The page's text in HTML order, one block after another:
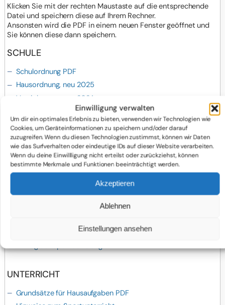
Einwilligung verwalten
Um dir ein optimales Erlebnis zu bieten, verwenden wir Technologien wie
Cookies, um Geräteinformationen zu speichern und/oder darauf
zuzugreifen. Wenn du diesen Technologien zustimmst, können wir Daten
wie das Surfverhalten oder eindeutige IDs auf dieser Website verarbeiten.
Wenn du deine Einwillligung nicht erteilst oder zurückziehst, können
bestimmte Merkmale und Funktionen beeinträchtigt werden.
Akzeptieren
Ablehnen
Einstellungen ansehen
Klicken Sie mit der rechten Maustaste auf die entsprechende
Datei und speichern diese auf Ihrem Rechner.
Ansonsten wird die PDF in einem neuen Fenster geöffnet und
Sie können diese dann speichern.
SCHULE
Schulordnung PDF
Hausordnung, neu 2025
Vereinbarung, neu 2024
Anmeldebogen Einführungsphase der gymnsialen Oberstufe
für das Schuljahr 2026-27
Laufzettel Kl. 10 Verlassen der Schule - verfügbar zum Ende
des Schuljahres
FREISTELLUNG
Antrag auf Freistellung bzw. Beurlaubung meines Kindes bis
mehr als 3 Tage bzw. vor oder nach Ferien an die
Antrag auf Sportbefreiung PDF
UNTERRICHT
Grundsätze für Hausaufgaben PDF